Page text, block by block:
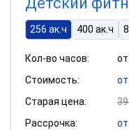
256 ак.ч 400 ак.ч
Кол-во часов:
Стоимость:
Старая цена:
Рассрочка: